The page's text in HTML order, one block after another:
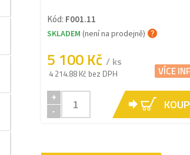
Kód: F001.11
SKLADEM (není na prodejně)
5 100 Kč / ks
4 214.88 Kč bez DPH VÍCE
+
-